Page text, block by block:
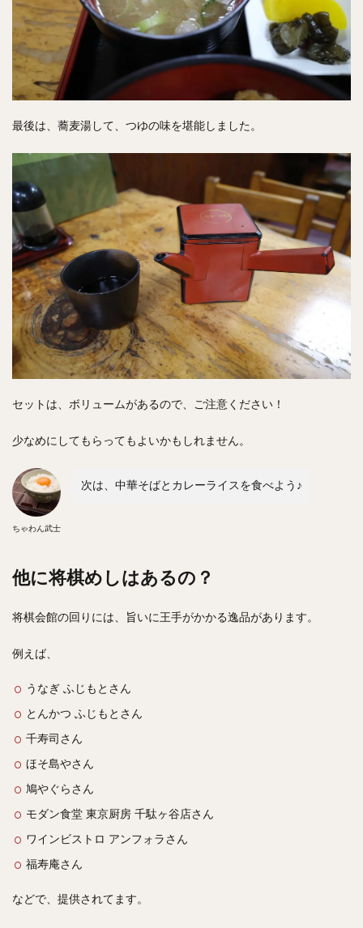
最後は、蕎麦湯して、つゆの味を堪能しました。
セットは、ボリュームがあるので、ご注意ください！
少なめにしてもらってもよいかもしれません。
ちゃわん武士
次は、中華そばとカレーライスを食べよう♪
他に将棋めしはあるの？
将棋会館の回りには、旨いに王手がかかる逸品があります。
例えば、
うなぎ ふじもとさん
とんかつ ふじもとさん
千寿司さん
ほそ島やさん
鳩やぐらさん
モダン食堂 東京厨房 千駄ヶ谷店さん
ワインビストロ アンフォラさん
福寿庵さん
などで、提供されてます。